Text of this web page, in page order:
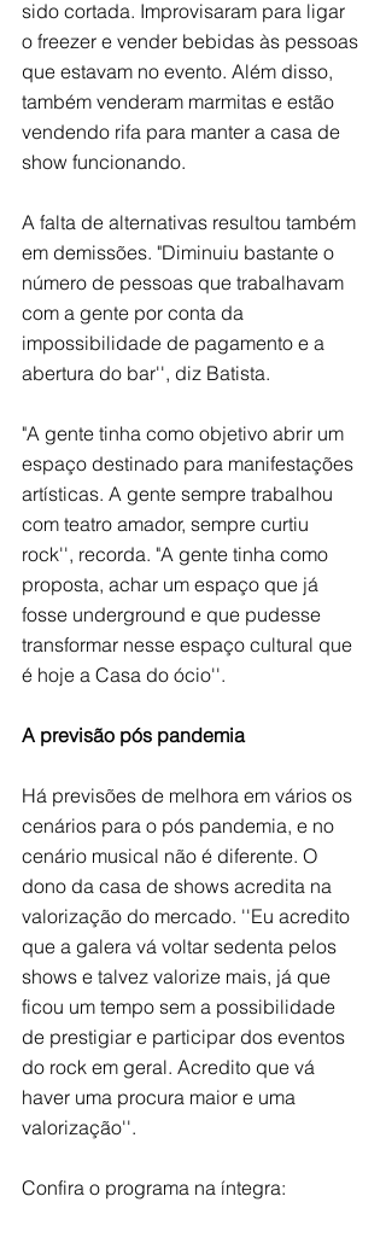
sido cortada. Improvisaram para ligar
o freezer e vender bebidas às pessoas
que estavam no evento. Além disso,
também venderam marmitas e estão
vendendo rifa para manter a casa de
show funcionando.
A falta de alternativas resultou também
em demissões. "Diminuiu bastante o
número de pessoas que trabalhavam
com a gente por conta da
impossibilidade de pagamento e a
abertura do bar'', diz Batista.
"A gente tinha como objetivo abrir um
espaço destinado para manifestações
artísticas. A gente sempre trabalhou
com teatro amador, sempre curtiu
rock'', recorda. "A gente tinha como
proposta, achar um espaço que já
fosse underground e que pudesse
transformar nesse espaço cultural que
é hoje a Casa do ócio''.
A previsão pós pandemia
Há previsões de melhora em vários os
cenários para o pós pandemia, e no
cenário musical não é diferente. O
dono da casa de shows acredita na
valorização do mercado. ''Eu acredito
que a galera vá voltar sedenta pelos
shows e talvez valorize mais, já que
ficou um tempo sem a possibilidade
de prestigiar e participar dos eventos
do rock em geral. Acredito que vá
haver uma procura maior e uma
valorização''.
Confira o programa na íntegra: